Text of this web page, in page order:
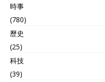
時事
(780)
歷史
(25)
科技
(39)